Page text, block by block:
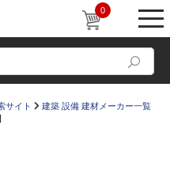
0
サイト
建築 設備 建材メーカー一覧